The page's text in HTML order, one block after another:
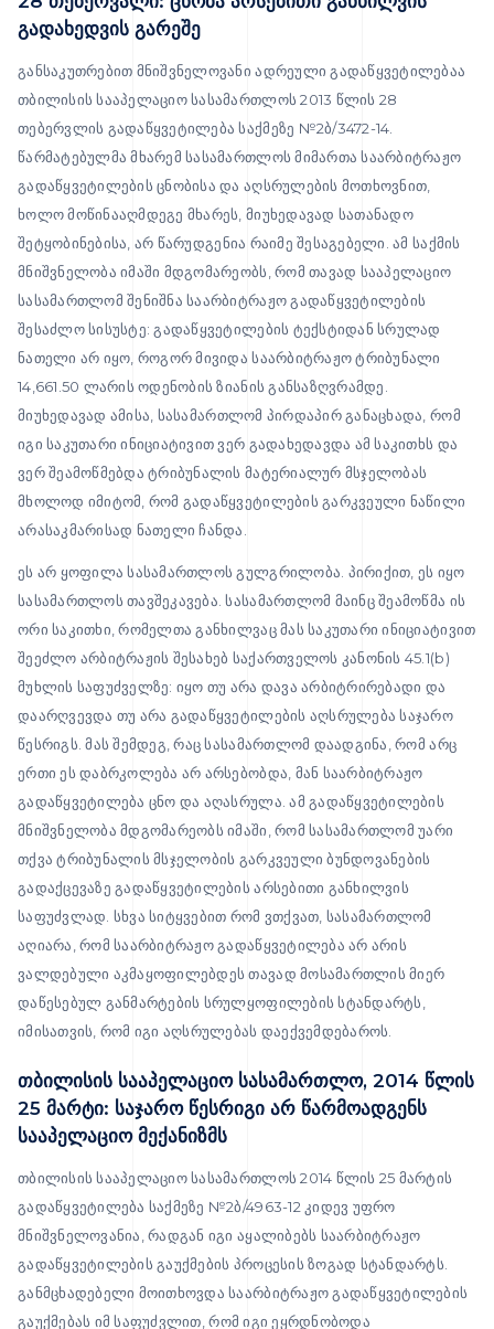
გადახედვის გარეშე
განსაკუთრებით მნიშვნელოვანი ადრეული გადაწყვეტილებაა
თბილისის სააპელაციო სასამართლოს 2013 წლის 28
თებერვლის გადაწყვეტილება საქმეზე №2ბ/3472-14.
წარმატებულმა მხარემ სასამართლოს მიმართა საარბიტრაჟო
გადაწყვეტილების ცნობისა და აღსრულების მოთხოვნით,
ხოლო მოწინააღმდეგე მხარეს, მიუხედავად სათანადო
შეტყობინებისა, არ წარუდგენია რაიმე შესაგებელი. ამ საქმის
მნიშვნელობა იმაში მდგომარეობს, რომ თავად სააპელაციო
სასამართლომ შენიშნა საარბიტრაჟო გადაწყვეტილების
შესაძლო სისუსტე: გადაწყვეტილების ტექსტიდან სრულად
ნათელი არ იყო, როგორ მივიდა საარბიტრაჟო ტრიბუნალი
14,661.50 ლარის ოდენობის ზიანის განსაზღვრამდე.
მიუხედავად ამისა, სასამართლომ პირდაპირ განაცხადა, რომ
იგი საკუთარი ინიციატივით ვერ გადახედავდა ამ საკითხს და
ვერ შეამოწმებდა ტრიბუნალის მატერიალურ მსჯელობას
მხოლოდ იმიტომ, რომ გადაწყვეტილების გარკვეული ნაწილი
არასაკმარისად ნათელი ჩანდა.
ეს არ ყოფილა სასამართლოს გულგრილობა. პირიქით, ეს იყო
სასამართლოს თავშეკავება. სასამართლომ მაინც შეამოწმა ის
ორი საკითხი, რომელთა განხილვაც მას საკუთარი ინიციატივით
შეეძლო არბიტრაჟის შესახებ საქართველოს კანონის 45.1(b)
მუხლის საფუძველზე: იყო თუ არა დავა არბიტრირებადი და
დაარღვევდა თუ არა გადაწყვეტილების აღსრულება საჯარო
წესრიგს. მას შემდეგ, რაც სასამართლომ დაადგინა, რომ არც
ერთი ეს დაბრკოლება არ არსებობდა, მან საარბიტრაჟო
გადაწყვეტილება ცნო და აღასრულა. ამ გადაწყვეტილების
მნიშვნელობა მდგომარეობს იმაში, რომ სასამართლომ უარი
თქვა ტრიბუნალის მსჯელობის გარკვეული ბუნდოვანების
გადაქცევაზე გადაწყვეტილების არსებითი განხილვის
საფუძვლად. სხვა სიტყვებით რომ ვთქვათ, სასამართლომ
აღიარა, რომ საარბიტრაჟო გადაწყვეტილება არ არის
ვალდებული აკმაყოფილებდეს თავად მოსამართლის მიერ
დაწესებულ განმარტების სრულყოფილების სტანდარტს,
იმისათვის, რომ იგი აღსრულებას დაექვემდებაროს.
თბილისის სააპელაციო სასამართლო, 2014 წლის
25 მარტი: საჯარო წესრიგი არ წარმოადგენს
სააპელაციო მექანიზმს
თბილისის სააპელაციო სასამართლოს 2014 წლის 25 მარტის
გადაწყვეტილება საქმეზე №2ბ/4963-12 კიდევ უფრო
მნიშვნელოვანია, რადგან იგი აყალიბებს საარბიტრაჟო
გადაწყვეტილების გაუქმების პროცესის ზოგად სტანდარტს.
განმცხადებელი მოითხოვდა საარბიტრაჟო გადაწყვეტილების
გაუქმებას იმ საფუძვლით, რომ იგი ეყრდნობოდა